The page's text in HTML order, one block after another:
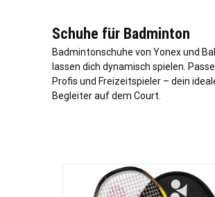
Schuhe für Badminton
Badmintonschuhe von Yonex und
lassen dich dynamisch spielen.
Profis und Freizeitspieler – dein
Begleiter auf dem Court.